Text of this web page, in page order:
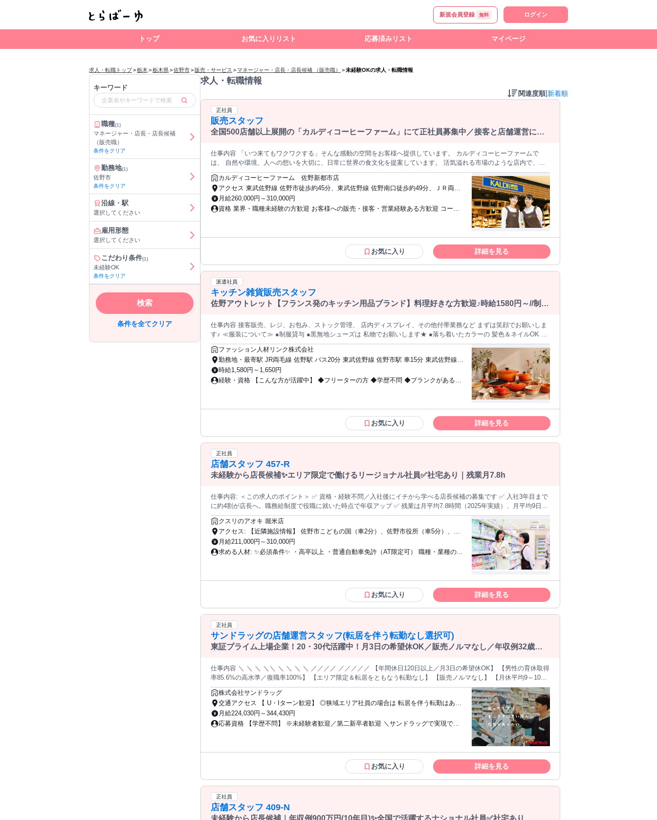
新規会員登録 無料 ログイン
トップ お気に入りリスト 応募済みリスト マイページ
求人・転職トップ>栃木 >栃木県>佐野市>販売・サービス > マネージャー・店長・店長候補 （販売職） >未経験OKの求人・転職情報
キーワード
職種(1)
マネージャー・店長・店長候補
（販売職）
条件をクリア
勤務地(1)
佐野市
条件をクリア
沿線・駅
選択してください
雇用形態
選択してください
こだわり条件(1)
未経験OK
条件をクリア
検索
条件を全てクリア
求人・転職情報
関連度順 新着順
正社員
販売スタッフ
全国500店舗以上展開の「カルディコーヒーファーム」にて正社員募集中／接客と店舗運営に関
仕事内容 「いつ来てもワクワクする」そんな感動の空間をお客様へ提供しています。 カルディコーヒーファームで
は、 自然や環境、人への想いを大切に、日常に世界の食文化を提案しています。 活気溢れる市場のような店内で、
「宝探し」をしているような感覚を楽しんでいただきたい… そんな思いのもと、こだわりのコーヒー豆をはじめ、 見
ているだけで楽しくなる商品を取り揃え、お客様へ"ワクワク"をお届けします。 ■仕事内容と特徴 コーヒーサービス・
品出し・レジ・接客などの基本業務からスタートし、 売上管理やスタッフ育成などのマネジメントまで幅広く担当しま
す。 商品選定・発注や商品レイアウト、季節ごとの売り場づくりなど、 店舗運営にも主体的に関わっていただきま
す。 お客様との会話を通じて、商品の魅力や楽しみ方をお伝えする仕事です。 店舗では、接客・品出し・スタッフの
指示出しなど、複数の業務が同時に発生します。 そのため、状況に応じて優先順位を考えながら、時間内で業務を組み
立てていく働き方です。 また、毎日決まったペースで進めるというよりも、 日々の状況にあわせて、周囲と連携しな
がら柔軟に対応していく場面が多くあります。 品出しや売り場づくりなどで体を動かす機会が多く、店内を動きながら
を大切にできる方 ・年齢や立場の異なるスタッフとも協力しながら働ける方 ・会社のマニュアルや店舗ごとのルール
を理解し、自分なりに工夫しながら取り組める方 ・商品数や入れ替わりが多い中で、商品知識を身につけながらお客様
ルや接客を学べる研修制度があり、段階的に成長できる環境です。 等級別研修やOJTを通じて、着実にスキルを身につ
けることができます。 また、商品知識を深める社内検定制度や、 生産地訪問などの研修もあり、専門性を高める機会
もあります。 経験を積み、店長やその先のキャリアアップも目指せます。 ■スタッフが安心して長く働ける環境づくり
績） ・直近1年以内の定着率90％以上 育児や介護との両立支援制度、健康支援制度なども整っており、 ライフステー
ジが変わっても働き続けられる環境です。 チームで協力しながら、お客様に“ワクワク”を届ける仕事です。 接客や食に
興味があり、成長していきたい方をお待ちしています。 当社でぜひ活躍してみませんか？
カルディコーヒーファーム 佐野新都市店
アクセス 東武佐野線 佐野市徒歩約45分、東武佐野線 佐野南口徒歩約49分、ＪＲ両毛
線 佐野南口徒歩約49分 ※他店舗への配属の可能性あり ※状況により記載店舗の募集
を締め切る場合あり
月給260,000円～310,000円
資格 業界・職種未経験の方歓迎 お客様への販売・接客・営業経験ある方歓迎 コーヒ
ドスタッフ・CAなど対面での接客経験ある方が中心で活躍中 ◆ 例外事由2号：お酒の
テイスティング業務が含まれるため20歳以上の方のみ ◆ 9：00～22：00頃をベースと
した早番・遅番での8時間シフト制勤務（土日祝含む）が可能な方 (学業等により勤務
が制限される場合は対象外となる場合がございます) ※本求人は中途採用枠となり、新
卒採用とは選考枠が異なります
お気に入り 詳細を見る
派遣社員
キッチン雑貨販売スタッフ
佐野アウトレット【フランス発のキッチン用品ブランド】料理好きな方歓迎♪時給1580円～//制
仕事内容 接客販売、レジ、お包み、ストック管理、 店内ディスプレイ、その他付帯業務など まずは笑顔でお願いしま
す♪ ≪服装について≫ ●制服貸与 ●黒無地シューズは 私物でお願いします★ ●落ち着いたカラーの 髪色＆ネイルOK ＝
＝＝ ▼世界で愛される キッチンウェアブランド▼ 「親から子へと、代々長く 大切に引き継いでいきたい鍋」 「毎日
使っても百年でも 持ちこたえる耐久性を持つ鍋」 という意味を込め、「百年鍋」という コンセプトのもと展開をして
ます♪ 【業務の変更範囲】 変更の範囲なし 【勤務地の変更範囲】 変更の範囲なし
ファッション人材リンク株式会社
勤務地・最寄駅 JR両毛線 佐野駅 バス20分 東武佐野線 佐野市駅 車15分 東武佐野線
田島駅 車15分 ◎車通勤OK
時給1,580円～1,650円
経験・資格 【こんな方が活躍中】 ◆フリーターの方 ◆学歴不問 ◆ブランクがある方
お気に入り 詳細を見る
正社員
店舗スタッフ 457-R
未経験から店長候補✨エリア限定で働けるリージョナル社員✅社宅あり｜残業月7.8h
仕事内容: ＜この求人のポイント＞ ✅ 資格・経験不問／入社後にイチから学べる店長候補の募集です ✅ 入社3年目まで
に約4割が店長へ。職務給制度で役職に就いた時点で年収アップ ✅ 残業は月平均7.8時間（2025年実績）、月平均9日休
み・希望休は月4日指定OK ✅ 働く場所（全国／エリア限定／転居なし）を毎年選び直せます ──────────── ＜仕事
内容＞ 調剤薬局を併設したドラッグストア『クスリのアオキ』の店舗運営をお任せします。最初は先輩のサポートを受
けながら店舗業務を覚えるところからスタート。3カ月ほどで一人立ちする方が多く、未経験からでも段階的に身につ
けられます。 ◆接客 売場のご案内やレジ対応など。お客様の「これどこ？」に応える、地域に密着した仕事です。 ◆
商品の陳列・補充 品薄の商品を補充し、見やすく買いやすい売場を保ちます。 ◆発注・在庫管理 自動発注システムを
＞ 【STEP1】基礎を学ぶ：接客・陳列・発注など店舗運営の基本を習得（目安3カ月で一人立ち） ▼ 【STEP2】マ
ネジメントに挑戦：シフト管理やスタッフ教育へ。階層別研修があるので未経験でも段階的に学べます。最短3年目で
店長へ ▼ 【STEP3】キャリアを広げる：店長の先には、複数店舗を統括するSV、バイヤー、本部（店舗運営・商
品・開発・経営企画・生鮮事業など）への道があります 「近くて便利なドラッグストア、かかりつけ薬局」をコンセプ
クスリのアオキ 堀米店
アクセス: 【近隣施設情報】 佐野市こどもの国（車2分）、佐野市役所（車5分）、イ
オンタウン佐野（車5分） 【近隣学校情報】 佐野日本大学短期大学（車5分）
月給211,000円～310,000円
求める人材: ✨必須条件✨ ・高卒以上 ・普通自動車免許（AT限定可） 職種・業種の経
実した教育制度があります） ✩将来は店長や本部など、ステップアップを目指したい
方 ✩明るく誠実に人と接することができる方 ✩地域に貢献する仕事がしたい方 ✩UIタ
方をお待ちしています。
お気に入り 詳細を見る
正社員
サンドラッグの店舗運営スタッフ(転居を伴う転勤なし選択可)
東証プライム上場企業！20・30代活躍中！月3日の希望休OK／販売ノルマなし／年収例32歳
仕事内容 ＼ ＼ ＼ ＼＼ ＼ ＼ ＼ ＼ ／／／／ ／／／／／ 【年間休日120日以上／月3日の希望休OK】 【男性の育休取得
率85.6%の高水準／復職率100%】 【エリア限定＆転居をともなう転勤なし】 【販売ノルマなし】 【月休平均9～10
日】 【32歳SV：年収816万円】 【37歳課長：年収999万円】 ＼ ＼ ＼ ＼＼ ＼ ＼ ＼ ＼ ／／／／ ／／／／／ あ な た
に お 任 せ す る 業 務 ￣￣￣￣￣￣￣￣￣￣￣￣￣￣￣￣ 販売・接客から売場づくりまで。 全国に展開する「サンド
ラッグ」のスタッフとして 店舗での接客や商品管理、販売、販促企画 従業員（アルバイト・パート）の管理など 店舗
運営に関する業務全般をお任せします。 お仕事内容ー ◆商品管理 ◆販売促進企画 ◆販売・接客 ◆従業員（アルバイ
ト・パート）の管理 ◆売上など各種金銭管理業務 など ー 店 舗 運 営 ス タ ッ フ っ て ど こ も 同 じ で し ょ 。 い い
え 、 違 い ま す 。 ￣￣￣￣￣￣￣￣￣￣￣￣￣￣￣￣￣￣ 「売る」のが仕事ではなく、 「助ける」のが仕事にな
「頼られる専門家」へ 「家族との時間を大切にしたい」 「地元を離れ、都心で自分の力を試したい」 「もう一度、好
きだった接客の仕事に戻りたい」 転職の理由は、人それぞれ。 どんなきっかけでも、私たちは大歓迎です。 その上
で、もしあなたが、 「せっかく働くなら、もっと人の役に立つ仕事がしたい」と 少しでも思うなら。 サンドラッグ
は、 最高の舞台になることをお約束します。 販売職の経験がない？ 健康の知識に自信がない？ チーム/店舗運営をし
が輝く場をサンドラッグは整えています。 私 た ち が 「 売 上 」よ り も 大 切 に し て い る こ と 。 ￣￣￣￣￣￣
￣￣￣￣￣￣￣￣￣￣￣￣￣￣ お客様の「困った」に、本気で寄り添うこと。 私たちは、 お客様を自分の大切な家族
や恋人の親だと思って接します。 だから、不要なものを無理に勧めたりはしません。 個人ノルマがないのは、 売上よ
株式会社サンドラッグ
交通アクセス 【 U・Iターン歓迎】 ◎狭域エリア社員の場合は 転居を伴う転勤はあり
ません。 ◎マイカー通勤OK
月給224,030円～344,430円
応募資格 【学歴不問】 ※未経験者歓迎／第二新卒者歓迎 ＼サンドラッグで実現でき
中に 資格や業務の勉強ができます。 〇店長などポストアップが可能。 └長期に亘り、
きる。 〇プライベートの充実を実現できる。 └月3日の希望休有
お気に入り 詳細を見る
正社員
店舗スタッフ 409-N
未経験から店長候補｜年収例900万円(10年目)✨全国で活躍するナショナル社員✅社宅あり